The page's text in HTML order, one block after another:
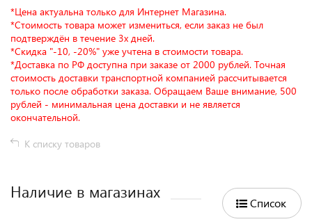
*Цена актуальна только для Интернет Магазина.
*Стоимость товара может измениться, если заказ не был
подтверждён в течение 3х дней.
*Скидка "-10, -20%" уже учтена в стоимости товара.
*Доставка по РФ доступна при заказе от 2000 рублей. Точная
стоимость доставки транспортной компанией рассчитывается
только после обработки заказа. Обращаем Ваше внимание, 500
рублей - минимальная цена доставки и не является
окончательной.
К списку товаров
Наличие в магазинах
Список